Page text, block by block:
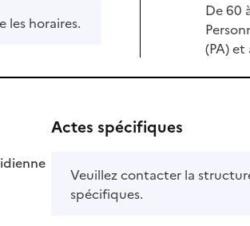
horaires.
De 60
(PA)
Actes spécifiques
Veuillez contacter la
spécifiques.